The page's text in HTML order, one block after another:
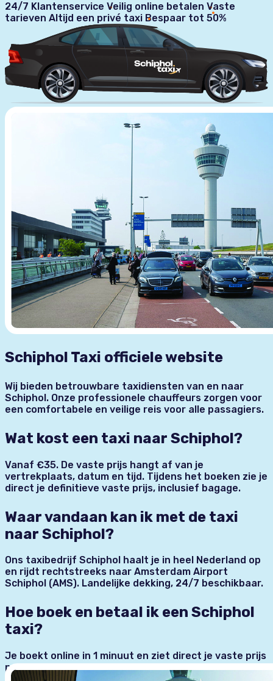
24/7 Klantenservice Veilig online betalen Vaste
tarieven Altijd een privé taxi Bespaar tot 50%
Schiphol Taxi officiele website
Wij bieden betrouwbare taxidiensten van en naar
Schiphol. Onze professionele chauffeurs zorgen voor
een comfortabele en veilige reis voor alle passagiers.
Wat kost een taxi naar Schiphol?
Vanaf €35. De vaste prijs hangt af van je
vertrekplaats, datum en tijd. Tijdens het boeken zie je
direct je definitieve vaste prijs, inclusief bagage.
Waar vandaan kan ik met de taxi
naar Schiphol?
Ons taxibedrijf Schiphol haalt je in heel Nederland op
en rijdt rechtstreeks naar Amsterdam Airport
Schiphol (AMS). Landelijke dekking, 24/7 beschikbaar.
Hoe boek en betaal ik een Schiphol
taxi?
Je boekt online in 1 minuut en ziet direct je vaste prijs
per vertrekplaats. Betaal veilig online